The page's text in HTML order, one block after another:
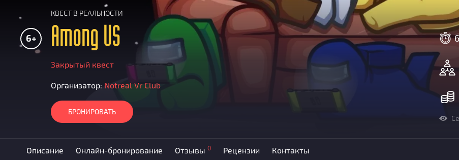
КВЕСТ В РЕАЛЬНОСТИ
Among US
6+
Закрытый квест
Организатор: Notreal Vr Club
БРОНИРОВАТЬ
Описание Онлайн-бронирование Отзывы 0 Рецензии Контакты